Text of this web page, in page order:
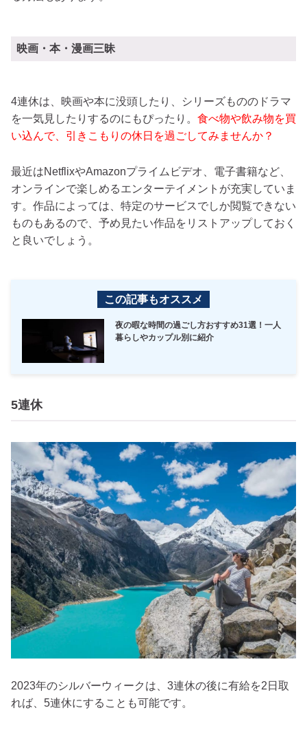
映画・本・漫画三昧
4連休は、映画や本に没頭したり、シリーズもののドラマ
を一気見したりするのにもぴったり。 食べ物や飲み物を買
い込んで、引きこもりの休日を過ごしてみませんか？
最近はNetflixやAmazonプライムビデオ、電子書籍など、
オンラインで楽しめるエンターテイメントが充実していま
す。作品によっては、特定のサービスでしか閲覧できない
ものもあるので、予め見たい作品をリストアップしておく
と良いでしょう。
この記事もオススメ
夜の暇な時間の過ごし方おすすめ31選！一人
暮らしやカップル別に紹介
5連休
2023年のシルバーウィークは、3連休の後に有給を2日取
れば、5連休にすることも可能です。